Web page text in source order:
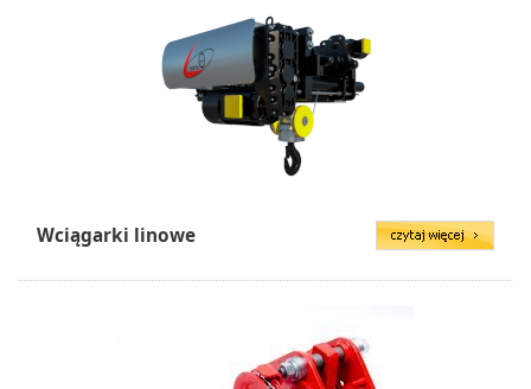
Wciągarki linowe